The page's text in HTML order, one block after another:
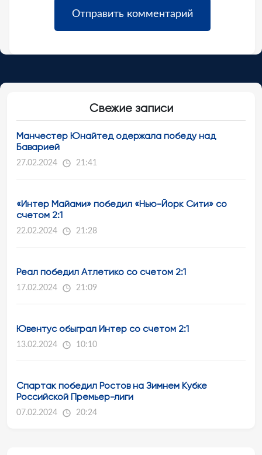
Свежие записи
Манчестер Юнайтед одержала победу над
Баварией
27.02.2024 21:41
«Интер Майами» победил «Нью-Йорк Сити» со
счетом 2:1
22.02.2024 21:28
Реал победил Атлетико со счетом 2:1
17.02.2024 21:09
Ювентус обыграл Интер со счетом 2:1
13.02.2024 10:10
Спартак победил Ростов на Зимнем Кубке
Российской Премьер-лиги
07.02.2024 20:24